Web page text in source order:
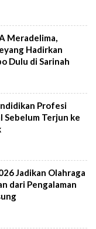
Meradelima,
Hadirkan
Dulu di Sarinah
Profesi
Sebelum Terjun ke
Jadikan Olahraga
dari Pengalaman